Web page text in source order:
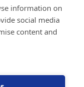
information on
social media
content and